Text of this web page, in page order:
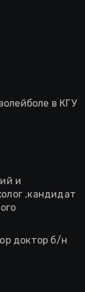
в КГУ
и
,кандидат
доктор б/н